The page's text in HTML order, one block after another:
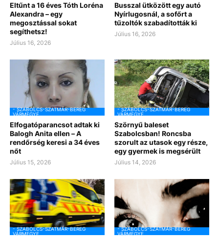
Eltűnt a 16 éves Tóth Loréna
Alexandra – egy
megosztással sokat
segíthetsz!
Július 16, 2026
Busszal ütközött egy autó
Nyírlugosnál, a sofőrt a
tűzoltók szabadították ki
Július 16, 2026
- SZABOLCS-SZATMÁR-BEREG
VÁRMEGYE
Elfogatóparancsot adtak ki
Balogh Anita ellen – A
rendőrség keresi a 34 éves
nőt
Július 15, 2026
- SZABOLCS-SZATMÁR-BEREG
VÁRMEGYE
Szörnyű baleset
Szabolcsban! Roncsba
szorult az utasok egy része,
egy gyermek is megsérült
Július 14, 2026
- SZABOLCS-SZATMÁR-BEREG
VÁRMEGYE
- SZABOLCS-SZATMÁR-BEREG
VÁRMEGYE